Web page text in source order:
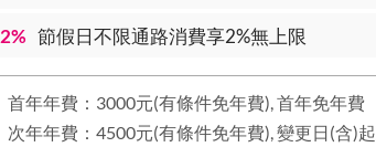
2% 節假日不限通路消費享2%無上限
首年年費：3000元(有條件免年費), 首年免年費